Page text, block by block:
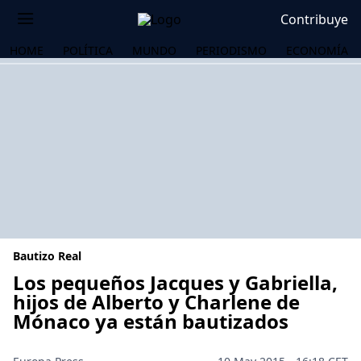
Contribuye
HOME POLÍTICA MUNDO PERIODISMO ECONOMÍA
Bautizo Real
Los pequeños Jacques y Gabriella,
hijos de Alberto y Charlene de
Mónaco ya están bautizados